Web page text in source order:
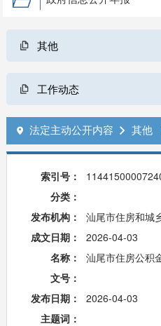
其他
工作动态
 法定主动公开内容  其他
索引号：
分类：
发布机构：
汕尾市住房和城
成文日期：
2026-04-03
名称：
汕尾市住房公积
文号：
发布日期：
2026-04-03
主题词：